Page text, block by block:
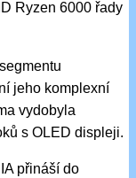
Ryzen 6000 řady
jeho komplexní
vydobyla
s OLED displeji.
přináší do